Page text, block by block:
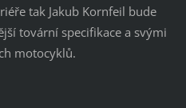
tak Jakub Kornfeil bude
tovární specifikace a svými
motocyklů.